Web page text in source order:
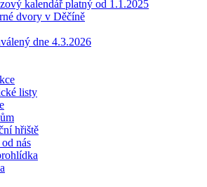
kalendář platný od 1.1.2025
dvory v Děčíně
dne 4.3.2026
listy
hřiště
nás